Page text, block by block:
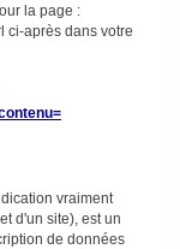
la page :
ci-après dans votre
vraiment
d'un site), est un
de données